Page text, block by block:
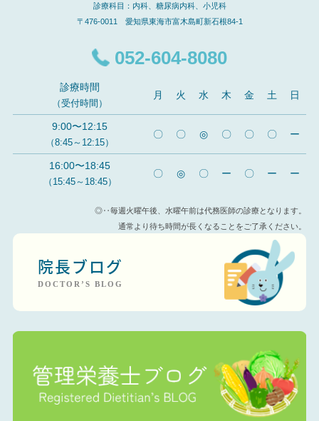
診療科目：内科、糖尿病内科、小児科
〒476-0011 愛知県東海市富木島町新石根84-1
052-604-8080
診療時間
（受付時間）
月 火 水 木 金 土 日
9:00〜12:15
（8:45～12:15）
〇 〇 ◎ 〇 〇 〇 ー
16:00〜18:45
（15:45～18:45）
〇 ◎ 〇 ー 〇 ー ー
◎‥毎週火曜午後、水曜午前は代務医師の診療となります。
通常より待ち時間が長くなることをご了承ください。
院長ブログ
DOCTOR’S BLOG